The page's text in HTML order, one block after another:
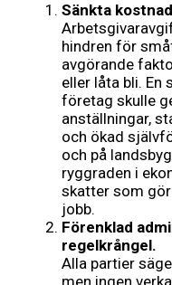
Sänkta
hindren för
avgörande
eller låta bli. En
företag skulle
anställningar,
och ökad
och på
ryggraden i
skatter som
jobb.
Förenklad
regelkrångel.
Alla partier